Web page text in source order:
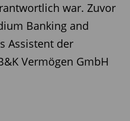
war. Zuvor
Banking and
Assistent der
Vermögen GmbH